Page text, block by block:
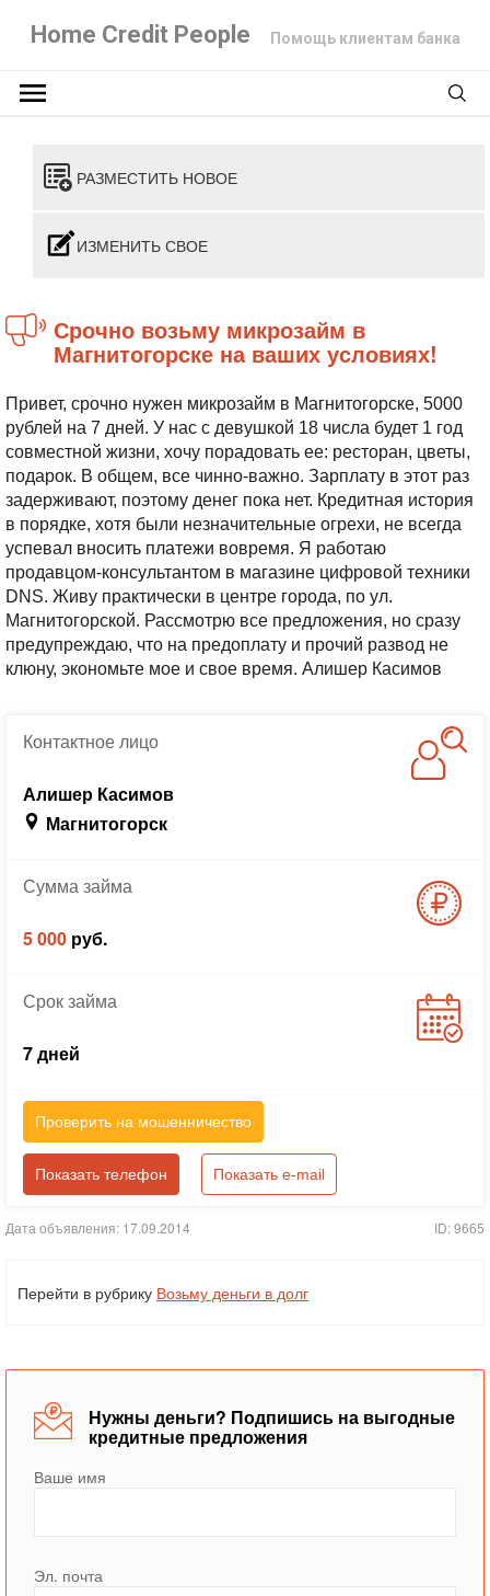
Home Credit People Помощь клиентам банка
РАЗМЕСТИТЬ НОВОЕ
ИЗМЕНИТЬ СВОЕ
Срочно возьму микрозайм в
Магнитогорске на ваших условиях!
Привет, срочно нужен микрозайм в Магнитогорске, 5000
рублей на 7 дней. У нас с девушкой 18 числа будет 1 год
совместной жизни, хочу порадовать ее: ресторан, цветы,
подарок. В общем, все чинно-важно. Зарплату в этот раз
задерживают, поэтому денег пока нет. Кредитная история
в порядке, хотя были незначительные огрехи, не всегда
успевал вносить платежи вовремя. Я работаю
продавцом-консультантом в магазине цифровой техники
DNS. Живу практически в центре города, по ул.
Магнитогорской. Рассмотрю все предложения, но сразу
предупреждаю, что на предоплату и прочий развод не
клюну, экономьте мое и свое время. Алишер Касимов
Контактноелицо
Алишер Касимов
Магнитогорск
Суммазайма
5 000 руб.
Срокзайма
7 дней
Проверить на мошенничество
Показать телефон Показать e-mail
Дата объявления: 17.09.2014 ID: 9665
Перейти в рубрику Возьму деньги в долг
Нужны деньги? Подпишись на выгодные
кредитные предложения
Ваше имя
Эл. почта